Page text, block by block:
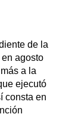
de la
agosto
a la
ejecutó
consta en